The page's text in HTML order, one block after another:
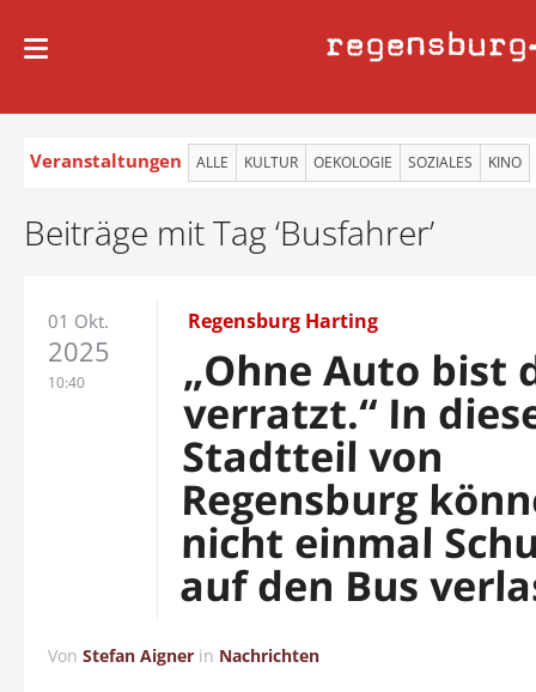
regensburg
Veranstaltungen ALLE KULTUR OEKOLOGIE SOZIALES KINO
Beiträge mit Tag ‘Busfahrer’
01 Okt.
2025
10:40
Regensburg Harting
„Ohne Auto bist
verratzt.“ In
Stadtteil von
Regensburg
nicht einmal
auf den Bus
Von Stefan Aigner in Nachrichten